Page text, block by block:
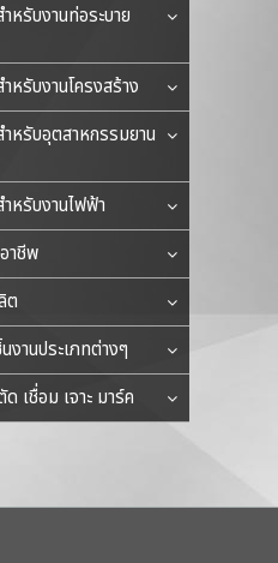
หรับงานท่อระบาย
หรับงานโครงสร้าง
หรับอุตสาหกรรมยาน
หรับงานไฟฟ้า
าชีพ
ต
านประเภทต่างๆ
เชื่อม เจาะ มาร์ค